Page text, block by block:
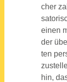
cher
einen
der
ten
hin,